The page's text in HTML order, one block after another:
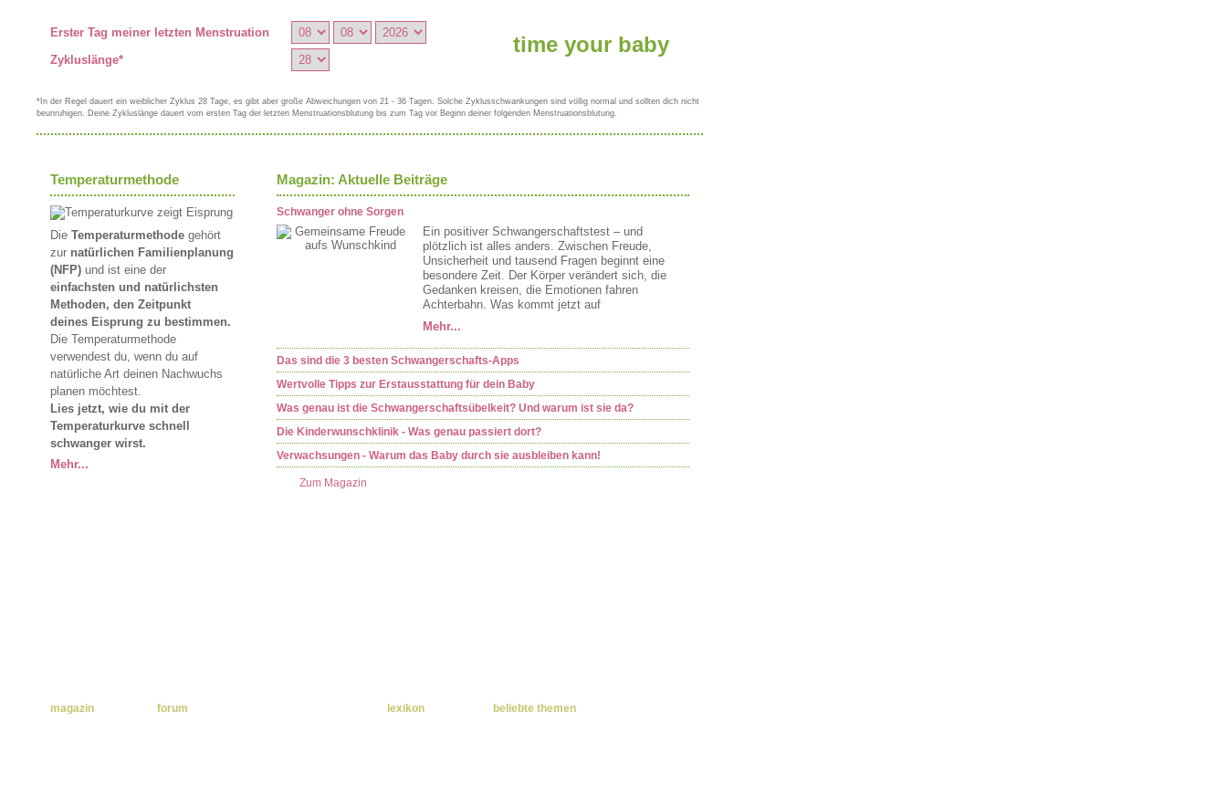
Erster Tag meiner letzten Menstruation
Zykluslänge*
*In der Regel dauert ein weiblicher Zyklus 28 Tage, es gibt aber große Abweichungen von 21 - 36 Tagen. Solche Zyklusschwankungen sind völlig normal und sollten dich nicht
beunruhigen. Deine Zykluslänge dauert vom ersten Tag der letzten Menstruationsblutung bis zum Tag vor Beginn deiner folgenden Menstruationsblutung.
Temperaturmethode
Die Temperaturmethode gehört
zur natürlichen Familienplanung
(NFP) und ist eine der
einfachsten und natürlichsten
Methoden, den Zeitpunkt
deines Eisprung zu bestimmen.
Die Temperaturmethode
verwendest du, wenn du auf
natürliche Art deinen Nachwuchs
planen möchtest.
Lies jetzt, wie du mit der
Temperaturkurve schnell
schwanger wirst.
Mehr...
Magazin: Aktuelle Beiträge
Schwanger ohne Sorgen
Ein positiver Schwangerschaftstest – und
plötzlich ist alles anders. Zwischen Freude,
Unsicherheit und tausend Fragen beginnt eine
besondere Zeit. Der Körper verändert sich, die
Gedanken kreisen, die Emotionen fahren
Achterbahn. Was kommt jetzt auf
Mehr...
Das sind die 3 besten Schwangerschafts-Apps
Wertvolle Tipps zur Erstausstattung für dein Baby
Was genau ist die Schwangerschaftsübelkeit? Und warum ist sie da?
Die Kinderwunschklinik - Was genau passiert dort?
Verwachsungen - Warum das Baby durch sie ausbleiben kann!
Zum Magazin
magazin forum
lexikon
beliebte themen